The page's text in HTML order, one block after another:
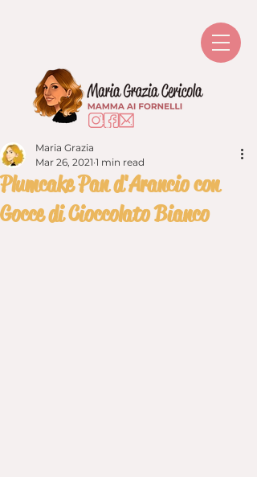
Plumcake Pan d'Arancio con
Gocce di Cioccolato Bianco
Maria Grazia
Mar 26, 2021 1 min read